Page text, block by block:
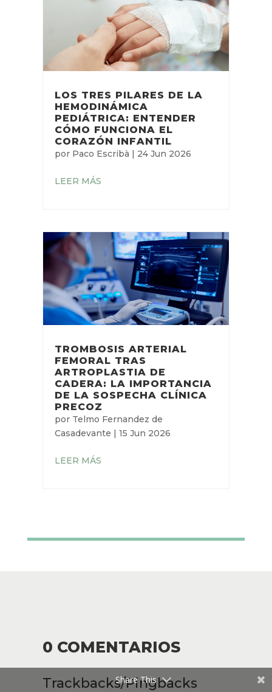
LOS TRES PILARES DE LA
HEMODINÁMICA
PEDIÁTRICA: ENTENDER
CÓMO FUNCIONA EL
CORAZÓN INFANTIL
por Paco Escribà 24 Jun 2026
LEER MÁS
TROMBOSIS ARTERIAL
FEMORAL TRAS
ARTROPLASTIA DE
CADERA: LA IMPORTANCIA
DE LA SOSPECHA CLÍNICA
PRECOZ
por Telmo Fernandez de
Casadevante | 15 Jun 2026
LEER MÁS
0 COMENTARIOS
Trackbacks/Pingbacks
Share This